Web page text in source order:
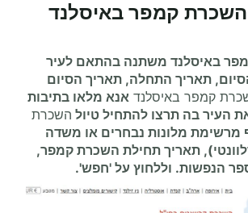
השכרת קמפר באיסלנד
באיסלנד משתנה בהתאם לעיר
תאריך התחלה, תאריך הסיום
קמפר באיסלנד אנא מלאו בתיבות
העיר בה תרצו להתחיל טיול השכרת
מרשימת מלונות נבחרים או משדה
תאריך תחילת השכרת קמפר,
הנפשות. וללחוץ על 'חפש'.